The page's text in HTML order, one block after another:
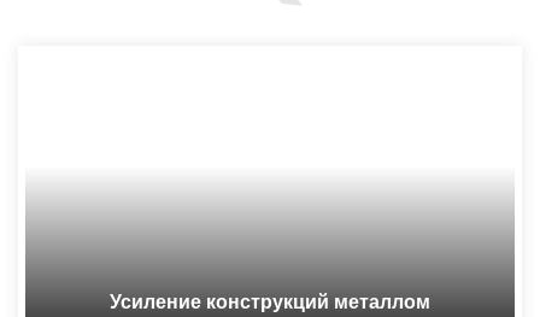
Усиление конструкций металлом